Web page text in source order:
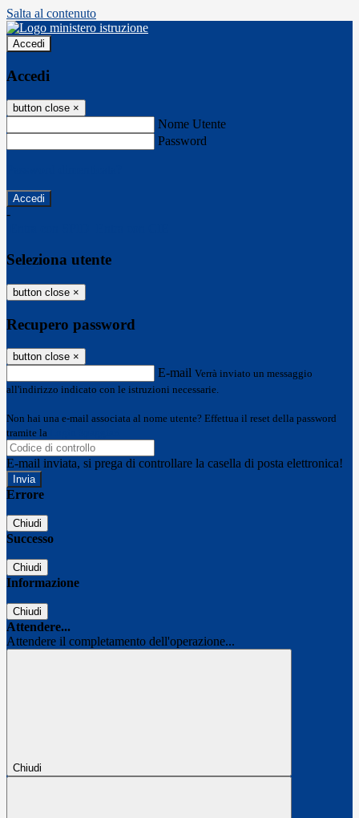
Salta al contenuto
Accedi
Accedi
button close ×
Nome Utente
Password
-
Seleziona utente
button close ×
Recupero password
button close ×
E-mail Verrà inviato un messaggio
all'indirizzo indicato con le istruzioni necessarie.
Non hai una e-mail associata al nome utente? Effettua il reset della password
tramite la
E-mail inviata, si prega di controllare la casella di posta elettronica!
Errore
Chiudi
Successo
Chiudi
Informazione
Chiudi
Attendere...
Attendere il completamento dell'operazione...
Chiudi